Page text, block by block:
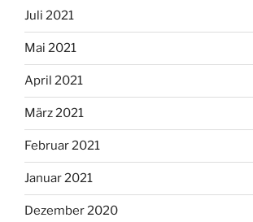
Juli 2021
Mai 2021
April 2021
März 2021
Februar 2021
Januar 2021
Dezember 2020